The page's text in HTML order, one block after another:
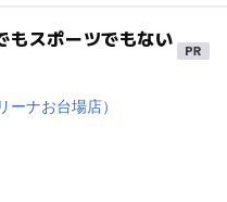
もスポーツでもない